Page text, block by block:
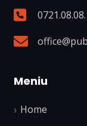
Meniu
Home